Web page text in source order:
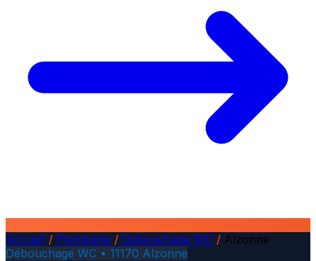
Accueil / Plomberie / Débouchage WC / Alzonne
Débouchage WC • 11170 Alzonne